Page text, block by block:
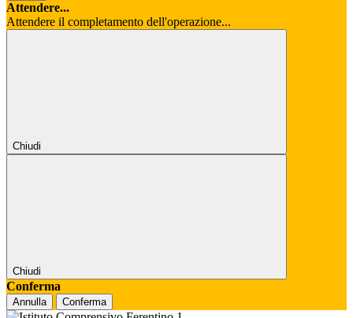
Attendere...
Attendere il completamento dell'operazione...
Chiudi
Chiudi
Conferma
Annulla Conferma